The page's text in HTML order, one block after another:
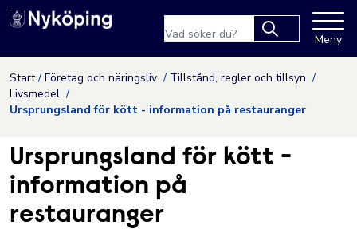
Hoppa till innehåll
Nyköpings kommuns
results.
Meny
Start Företag och näringsliv
Tillstånd, regler och tillsyn
Livsmedel
Ursprungsland för kött - information på restauranger
Ursprungsland för kött -
information på
restauranger